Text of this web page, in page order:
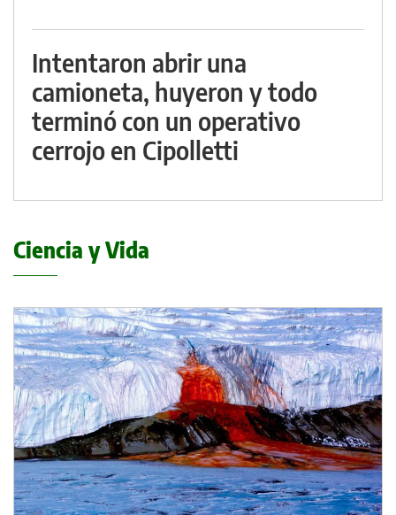
Intentaron abrir una
camioneta, huyeron y todo
terminó con un operativo
cerrojo en Cipolletti
Ciencia y Vida